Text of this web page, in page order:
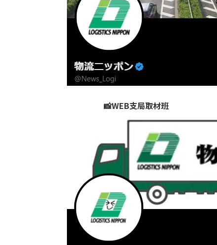
📸WEB支局取材班